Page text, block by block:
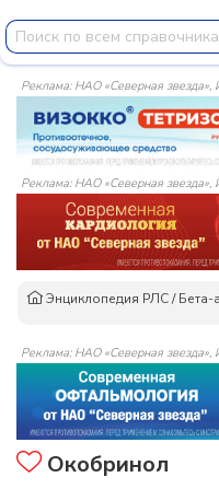
Реклама: НАО «Северная
Реклама: НАО «Северная
Энциклопедия РЛС/Бета-
Реклама: НАО «Северная
Окобринол